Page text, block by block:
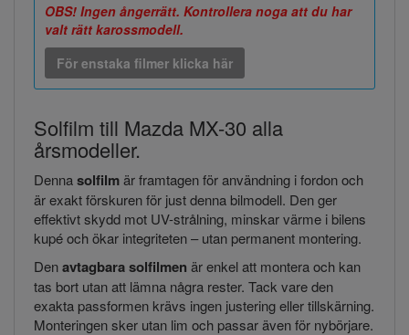
OBS! Ingen ångerrätt. Kontrollera noga att du har
valt rätt karossmodell.
För enstaka filmer klicka här
Solfilm till Mazda MX-30 alla
årsmodeller.
Dennasolfilmär framtagen för användning i fordon och
är exakt förskuren för just denna bilmodell. Den ger
effektivt skydd mot UV-strålning, minskar värme i bilens
kupé och ökar integriteten – utan permanent montering.
Denavtagbara solfilmen är enkel att montera och kan
tas bort utan att lämna några rester. Tack vare den
exakta passformen krävs ingen justering eller tillskärning.
Monteringen sker utan lim och passar även för nybörjare.